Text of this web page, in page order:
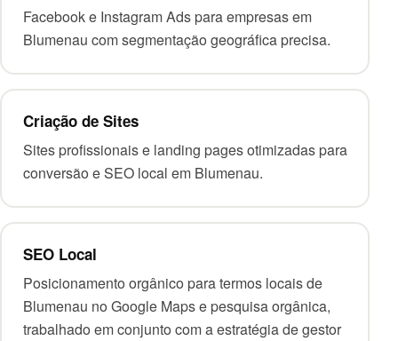
Facebook e Instagram Ads para empresas em
Blumenau com segmentação geográfica precisa.
Criação de Sites
Sites profissionais e landing pages otimizadas para
conversão e SEO local em Blumenau.
SEO Local
Posicionamento orgânico para termos locais de
Blumenau no Google Maps e pesquisa orgânica,
trabalhado em conjunto com a estratégia degestor